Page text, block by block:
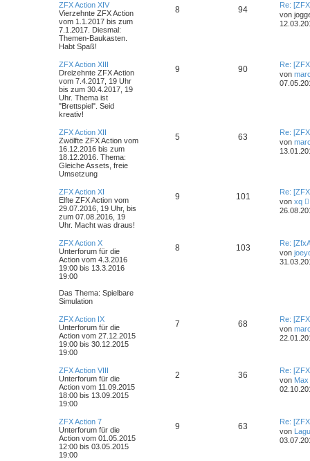
ZFX Action XIV
Vierzehnte ZFX Action
vom 1.1.2017 bis zum
7.1.2017. Diesmal:
Themen-Baukasten.
Habt Spaß!
8 94
Re:
von
ZFX Action XIII
Dreizehnte ZFX Action
vom 7.4.2017, 19 Uhr
bis zum 30.4.2017, 19
Uhr. Thema ist
"Brettspiel". Seid
kreativ!
9 90
Re:
von
ZFX Action XII
Zwölfte ZFX Action vom
16.12.2016 bis zum
18.12.2016. Thema:
Gleiche Assets, freie
Umsetzung
5 63
Re:
von
ZFX Action XI
Elfte ZFX Action vom
29.07.2016, 19 Uhr, bis
zum 07.08.2016, 19
Uhr. Macht was draus!
9 101
Re:
von xq
t
ZFX Action X
Unterforum für die
Action vom 4.3.2016
19:00 bis 13.3.2016
19:00
Das Thema: Spielbare
Simulation
8 103
Re:
von
ZFX Action IX
Unterforum für die
Action vom 27.12.2015
19:00 bis 30.12.2015
19:00
7 68
Re:
von
ZFX Action VIII
Unterforum für die
Action vom 11.09.2015
18:00 bis 13.09.2015
19:00
2 36
Re:
von
ZFX Action 7
Unterforum für die
Action vom 01.05.2015
12:00 bis 03.05.2015
19:00
9 63
Re:
von